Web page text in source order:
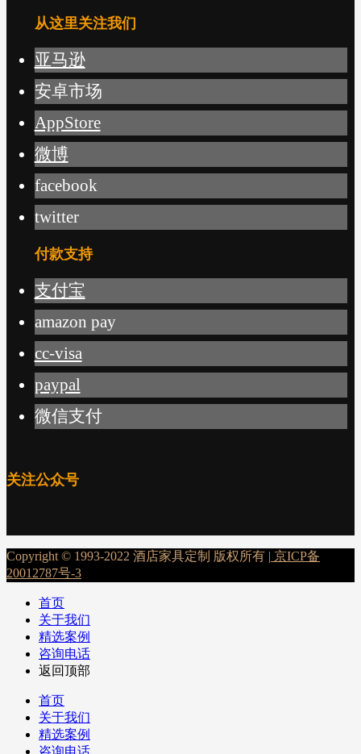
从这里关注我们
亚马逊
安卓市场
AppStore
微博
facebook
twitter
付款支持
支付宝
amazon pay
cc-visa
paypal
微信支付
关注公众号
Copyright © 1993-2022 酒店家具定制 版权所有 | 京ICP备
20012787号-3
首页
关于我们
精选案例
咨询电话
返回顶部
首页
关于我们
精选案例
咨询电话